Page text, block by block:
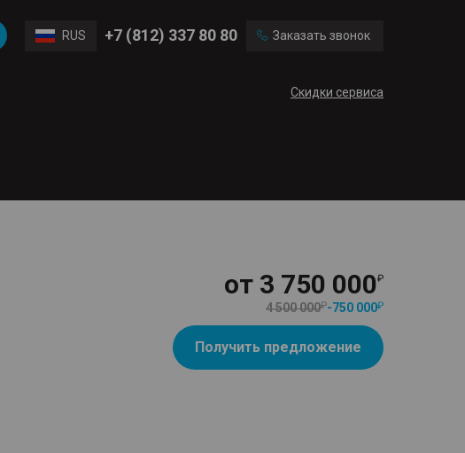
RUS +7 (812) 337 80 80 Заказать звонок
Скидки сервиса
от 3 750 000
4 500 000 -750 000
Получить предложение